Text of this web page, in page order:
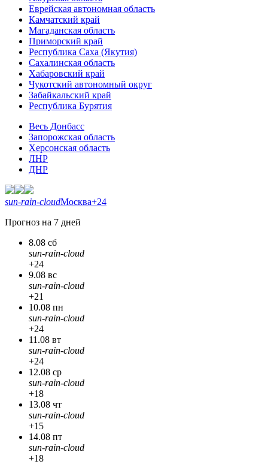
Еврейская автономная область
Камчатский край
Магаданская область
Приморский край
Республика Саха (Якутия)
Сахалинская область
Хабаровский край
Чукотский автономный округ
Забайкальский край
Республика Бурятия
Весь Донбасс
Запорожская область
Херсонская область
ЛНР
ДНР
sun-rain-cloudМосква+24
Прогноз на 7 дней
8.08 сб
sun-rain-cloud
+24
9.08 вс
sun-rain-cloud
+21
10.08 пн
sun-rain-cloud
+24
11.08 вт
sun-rain-cloud
+24
12.08 ср
sun-rain-cloud
+18
13.08 чт
sun-rain-cloud
+15
14.08 пт
sun-rain-cloud
+18